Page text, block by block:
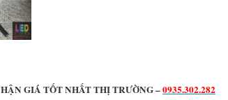
GIÁ TỐT NHẤT THỊ TRƯỜNG –0935.302.282